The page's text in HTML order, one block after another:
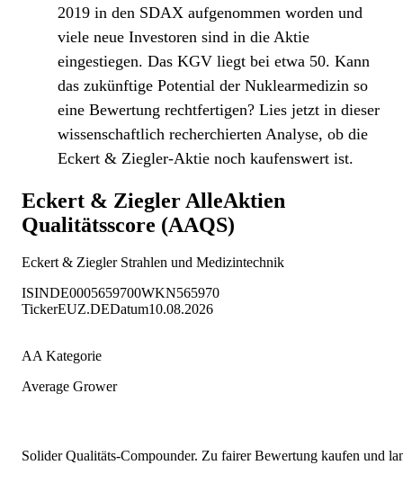
2019 in den SDAX aufgenommen worden und
viele neue Investoren sind in die Aktie
eingestiegen. Das KGV liegt bei etwa 50. Kann
das zukünftige Potential der Nuklearmedizin so
eine Bewertung rechtfertigen? Lies jetzt in dieser
wissenschaftlich recherchierten Analyse, ob die
Eckert & Ziegler-Aktie noch kaufenswert ist.
Eckert & Ziegler AlleAktien
Qualitätsscore (AAQS)
Eckert & Ziegler Strahlen und Medizintechnik
ISINDE0005659700WKN565970
TickerEUZ.DEDatum10.08.2026
AA Kategorie
Average Grower
Solider Qualitäts-Compounder. Zu fairer Bewertung kaufen und